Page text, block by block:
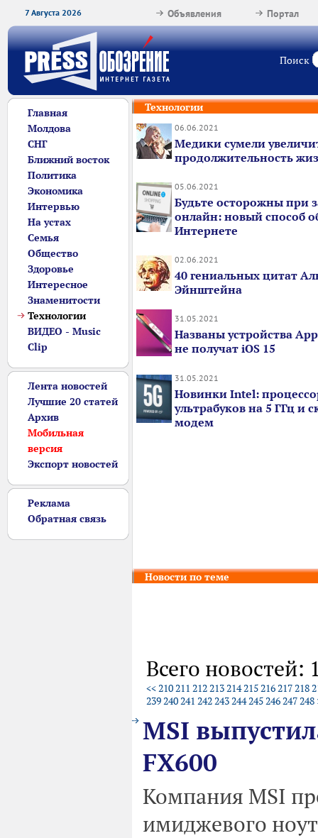
7 Августа 2026 Портал
Объявления
Поиск
Главная
Молдова
СНГ
Ближний восток
Политика
Экономика
Интервью
На устах
Семья
Общество
Здоровье
Интересное
Знаменитости
Технологии
ВИДЕО - Music
Clip
Лента новостей
Лучшие 20 статей
Архив
Мобильная
версия
Экспорт новостей
Реклама
Обратная связь
Технологии
06.06.2021
Медики сумели
продолжительность
05.06.2021
Будьте осторожны при
онлайн: новый способ
Интернете
02.06.2021
40 гениальных цитат
Эйнштейна
31.05.2021
Названы устройства
не получат iOS 15
31.05.2021
Новинки Intel:
ультрабуков на 5 ГГц и
модем
Новости по теме
Всего новостей:
<<210211 212213214215216217218
239240241 242243244245246247248
MSI
FX600
Компания MSI
имиджевого